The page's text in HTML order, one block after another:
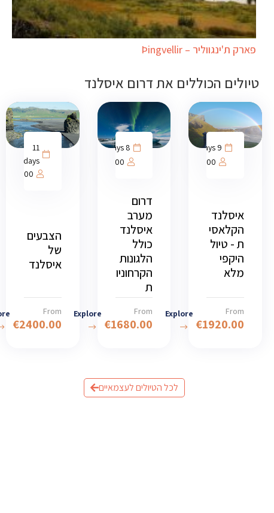
פארק ת'ינגווליר – Þingvellir
טיולים הכוללים את דרום איסלנד
9 days
1000
איסלנד
הקלאסי
ת - טיול
היקפי
מלא
From
€1920.00
Explore
8 days
1000
דרום
מערב
איסלנד
כולל
הלגונות
הקרחוניו
ת
From
€1680.00
Explore
11
days
1000
הצבעים
של
איסלנד
From
€2400.00
לכל הטיולים לעצמאיים